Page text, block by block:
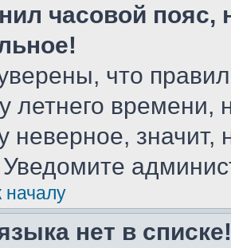
часовой пояс,
что
летнего
неверное, значит,
началу
нет в списке!